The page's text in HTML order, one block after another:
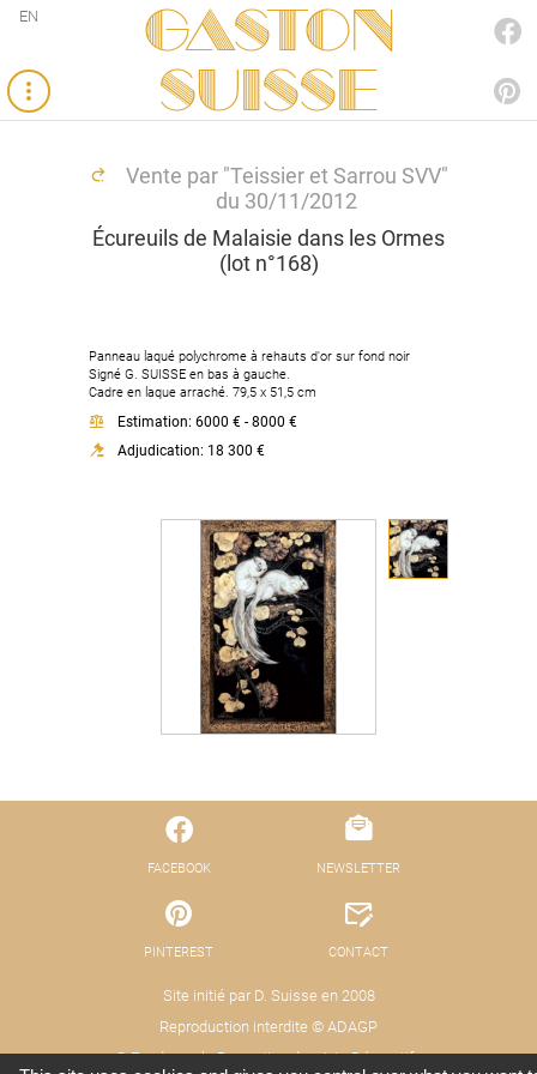
Gaston
SUISSE
EN
Vente par "Teissier et Sarrou SVV"
du 30/11/2012
Écureuils de Malaisie dans les Ormes
(lot n°168)
Panneau laqué polychrome à rehauts d'or sur fond noir
Signé G. SUISSE en bas à gauche.
Cadre en laque arraché. 79,5 x 51,5 cm
Estimation: 6000 € - 8000 €
Adjudication: 18 300 €
FACEBOOK
PINTEREST
Site initié par D. Suisse en 2008
Reproduction interdite © ADAGP
© Fond pour la Promotion des Arts Décoratifs
NEWSLETTER
CONTACT